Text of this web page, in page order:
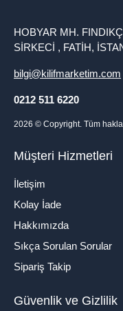
HOBYAR MH.
SİRKECİ , FATİH,
bilgi@kilifmarketim.com
0212 511 6220
2026 © Copyright. Tüm
Müşteri Hizmetleri
İletişim
Kolay İade
Hakkımızda
Sıkça Sorulan Sorular
Sipariş Takip
Güvenlik ve Gizlilik